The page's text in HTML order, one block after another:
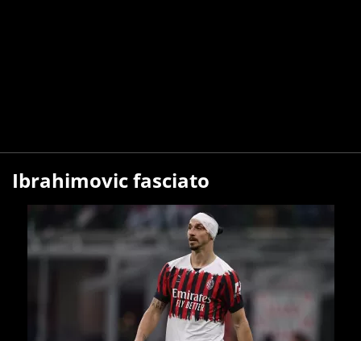
Ibrahimovic fasciato